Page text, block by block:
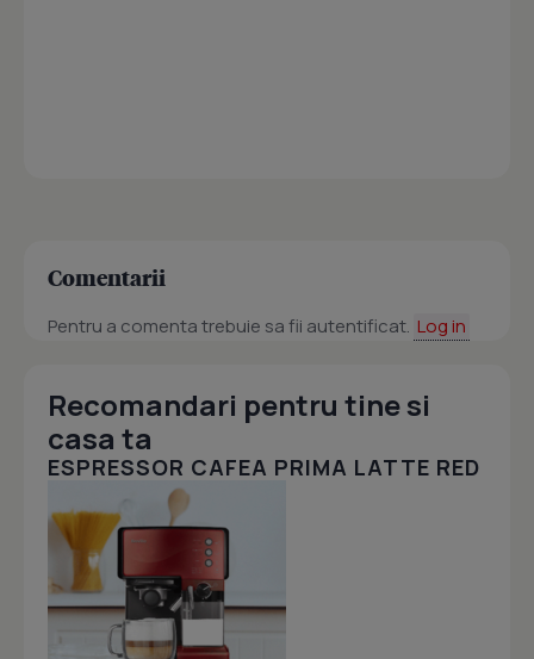
Comentarii
Pentru a comenta trebuie sa fii autentificat. Log in
Recomandari pentru tine si
casa ta
ESPRESSOR CAFEA PRIMA LATTE RED